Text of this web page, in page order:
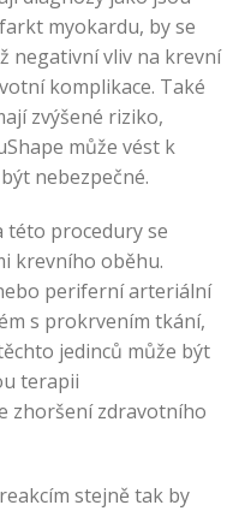
myokardu, by se
negativní vliv na krevní
komplikace. Také
zvýšené riziko,
může vést k
nebezpečné.
této procedury se
krevního oběhu.
periferní arteriální
s prokrvením tkání,
jedinců může být
terapii
zhoršení zdravotního
stejně tak by